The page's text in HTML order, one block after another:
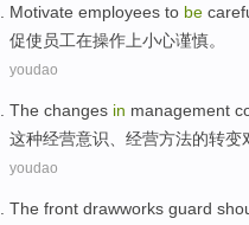
Motivate employees to be
促使员工在操作上小心谨慎。
youdao
The changes in management
这种经营意识 经营方法的转变
youdao
The front drawworks guard